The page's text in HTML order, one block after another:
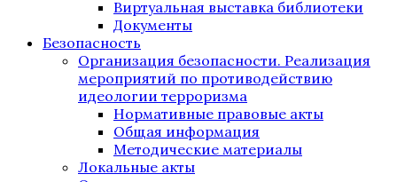
Виртуальная выставка библиотеки
Документы
Безопасность
Организация безопасности. Реализация
мероприятий по противодействию
идеологии терроризма
Нормативные правовые акты
Общая информация
Методические материалы
Локальные акты